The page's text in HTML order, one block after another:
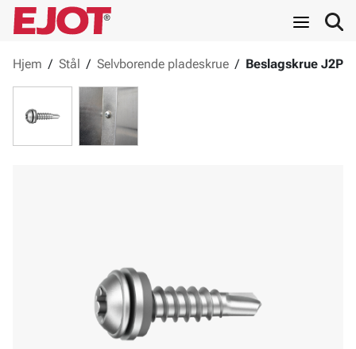
Hjem / Stål / Selvborende pladeskrue / Beslagskrue J2P